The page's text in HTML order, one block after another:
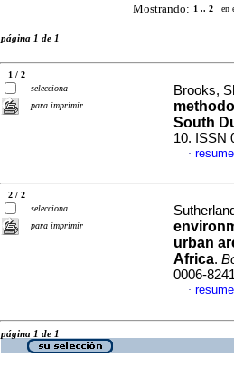
Mostrando: 1 .. 2 en
página 1 de 1
1 / 2
selecciona
para imprimir
Brooks,
South
10. ISSN
·
2 / 2
selecciona
para imprimir
urban
Africa.
0006-
·
página 1 de 1